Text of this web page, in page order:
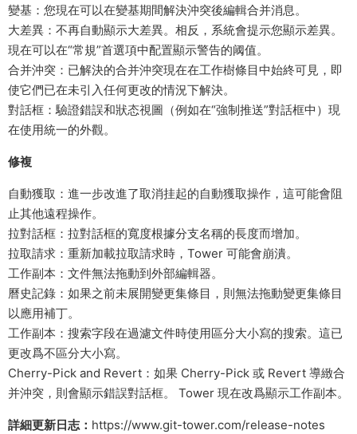
變基：您現在可以在變基期間解決沖突後編輯合并消息。
大差異：不再自動顯示大差異。相反，系統會提示您顯示差異。
現在可以在“常規”首選項中配置顯示警告的阈值。
合并沖突：已解決的合并沖突現在在工作樹條目中始終可見，即
使它們已在未引入任何更改的情況下解決。
對話框：驗證錯誤和狀态視圖（例如在“強制推送”對話框中）現
在使用統一的外觀。
修複
自動獲取：進一步改進了取消挂起的自動獲取操作，這可能會阻
止其他遠程操作。
拉對話框：拉對話框的寬度根據分支名稱的長度而增加。
拉取請求：重新加載拉取請求時，Tower 可能會崩潰。
工作副本：文件無法拖動到外部編輯器。
曆史記錄：如果之前未展開變更集條目，則無法拖動變更集條目
以應用補丁。
工作副本：搜索字段在過濾文件時使用區分大小寫的搜索。這已
更改爲不區分大小寫。
Cherry-Pick and Revert：如果 Cherry-Pick 或 Revert 導緻合
并沖突，則會顯示錯誤對話框。 Tower 現在改爲顯示工作副本。
詳細更新日志： https://www.git-tower.com/release-notes